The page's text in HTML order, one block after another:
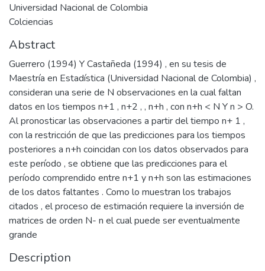
Universidad Nacional de Colombia
Colciencias
Abstract
Guerrero (1994) Y Castañeda (1994) , en su tesis de
Maestría en Estadística (Universidad Nacional de Colombia) ,
consideran una serie de N observaciones en la cual faltan
datos en los tiempos n+1 , n+2 , , n+h , con n+h < N Y n > O.
Al pronosticar las observaciones a partir del tiempo n+ 1 ,
con la restricción de que las predicciones para los tiempos
posteriores a n+h coincidan con los datos observados para
este período , se obtiene que las predicciones para el
período comprendido entre n+1 y n+h son las estimaciones
de los datos faltantes . Como lo muestran los trabajos
citados , el proceso de estimación requiere la inversión de
matrices de orden N- n el cual puede ser eventualmente
grande
Description